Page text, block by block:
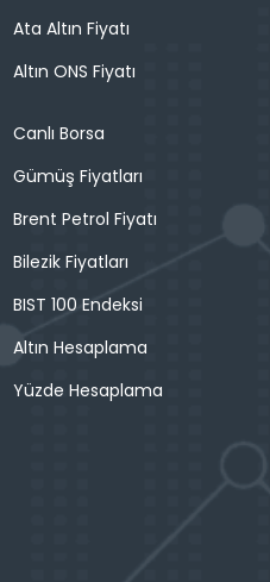
Ata Altın Fiyatı
Altın ONS Fiyatı
Canlı Borsa
Gümüş Fiyatları
Brent Petrol Fiyatı
Bilezik Fiyatları
BIST 100 Endeksi
Altın Hesaplama
Yüzde Hesaplama